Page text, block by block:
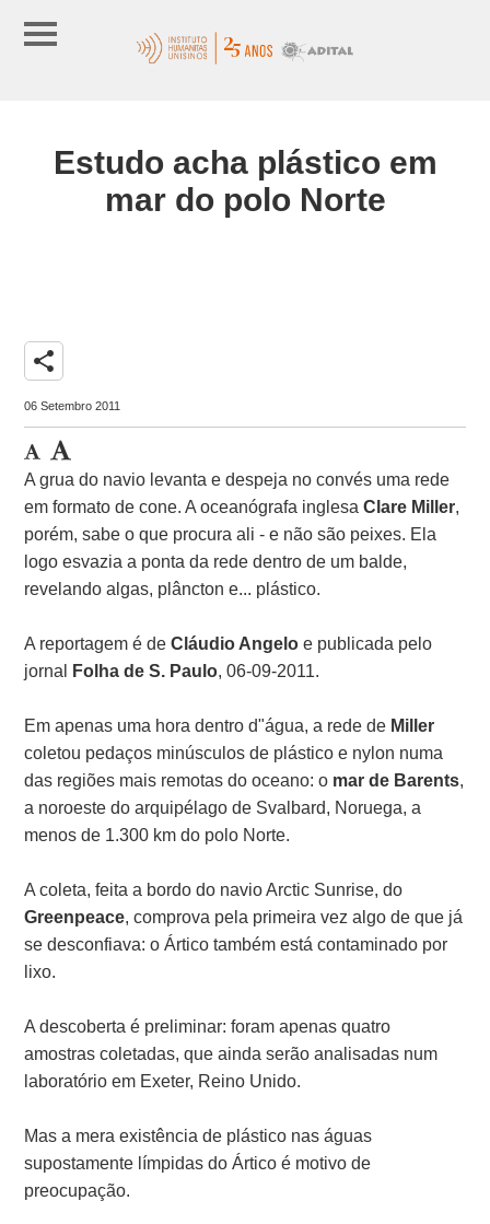
Estudo acha plástico em
mar do polo Norte
share
06 Setembro 2011
A grua do navio levanta e despeja no convés uma rede
em formato de cone. A oceanógrafa inglesaClare Miller,
porém, sabe o que procura ali - e não são peixes. Ela
logo esvazia a ponta da rede dentro de um balde,
revelando algas, plâncton e... plástico.
A reportagem é deCláudio Angelo e publicada pelo
jornal
Folha de S. Paulo, 06-09-2011.
Em apenas uma hora dentro d"água, a rede de Miller
coletou pedaços minúsculos de plástico e nylon numa
das regiões mais remotas do oceano: o mar de Barents,
a noroeste do arquipélago de Svalbard, Noruega, a
menos de 1.300 km do polo Norte.
A coleta, feita a bordo do navio Arctic Sunrise, do
Greenpeace, comprova pela primeira vez algo de que já
se desconfiava: o Ártico também está contaminado por
lixo.
A descoberta é preliminar: foram apenas quatro
amostras coletadas, que ainda serão analisadas num
laboratório em Exeter, Reino Unido.
Mas a mera existência de plástico nas águas
supostamente límpidas do Ártico é motivo de
preocupação.